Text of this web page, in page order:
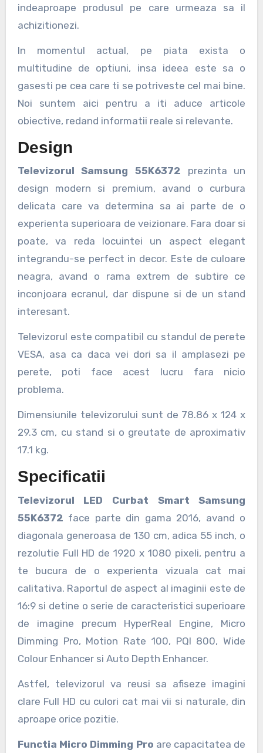
indeaproape produsul pe care urmeaza sa il
achizitionezi.
In momentul actual, pe piata exista o
multitudine de optiuni, insa ideea este sa o
gasesti pe cea care ti se potriveste cel mai bine.
Noi suntem aici pentru a iti aduce articole
obiective, redand informatii reale si relevante.
Design
Televizorul Samsung 55K6372 prezinta un
design modern si premium, avand o curbura
delicata care va determina sa ai parte de o
experienta superioara de veizionare. Fara doar si
poate, va reda locuintei un aspect elegant
integrandu-se perfect in decor. Este de culoare
neagra, avand o rama extrem de subtire ce
inconjoara ecranul, dar dispune si de un stand
interesant.
Televizorul este compatibil cu standul de perete
VESA, asa ca daca vei dori sa il amplasezi pe
perete, poti face acest lucru fara nicio
problema.
Dimensiunile televizorului sunt de 78.86 x 124 x
29.3 cm, cu stand si o greutate de aproximativ
17.1 kg.
Specificatii
Televizorul LED Curbat Smart Samsung
55K6372 face parte din gama 2016, avand o
diagonala generoasa de 130 cm, adica 55 inch, o
rezolutie Full HD de 1920 x 1080 pixeli, pentru a
te bucura de o experienta vizuala cat mai
calitativa. Raportul de aspect al imaginii este de
16:9 si detine o serie de caracteristici superioare
de imagine precum HyperReal Engine, Micro
Dimming Pro, Motion Rate 100, PQI 800, Wide
Colour Enhancer si Auto Depth Enhancer.
Astfel, televizorul va reusi sa afiseze imagini
clare Full HD cu culori cat mai vii si naturale, din
aproape orice pozitie.
Functia Micro Dimming Pro are capacitatea de